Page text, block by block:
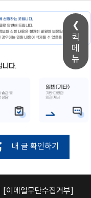
퀵
메
뉴
내 글 확인하기
[이메일무단수집거부]